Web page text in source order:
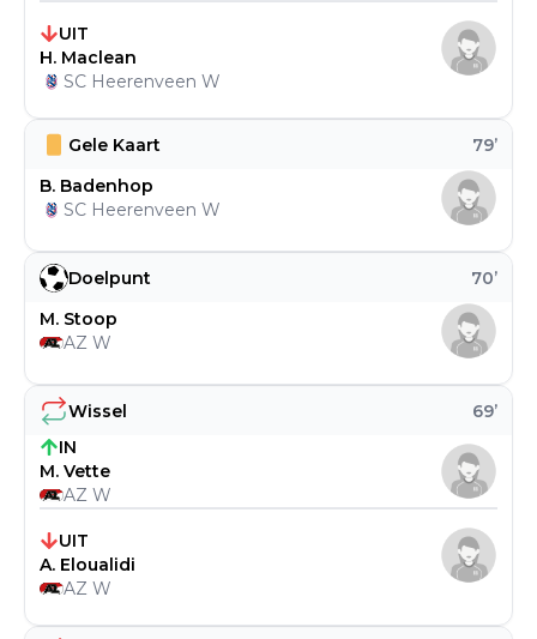
Wissel 69’
IN
M. Vette
AZ W
UIT
A. Eloualidi
AZ W
Doelpunt 70’
M. Stoop
AZ W
Gele Kaart 79’
B. Badenhop
SC Heerenveen W
UIT
H. Maclean
SC Heerenveen W